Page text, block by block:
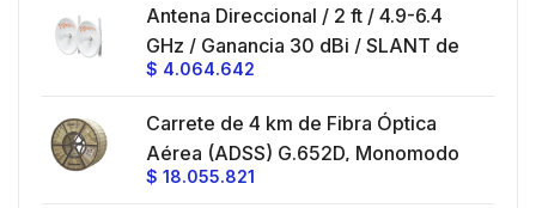
hasta 80 km, Conectores N-hembra,
montaje con alineación milimétrica.
Antena Direccional / 2 ft / 4.9-6.4
GHz / Ganancia 30 dBi / SLANT de
45 ° y 90 ° / Conector N-Hembra /
$ 4.064.642
Carrete de 4 km de Fibra Óptica
Aérea (ADSS) G.652D, Monomodo
de 24 Hilos, Exterior, Span 200,
$ 18.055.821